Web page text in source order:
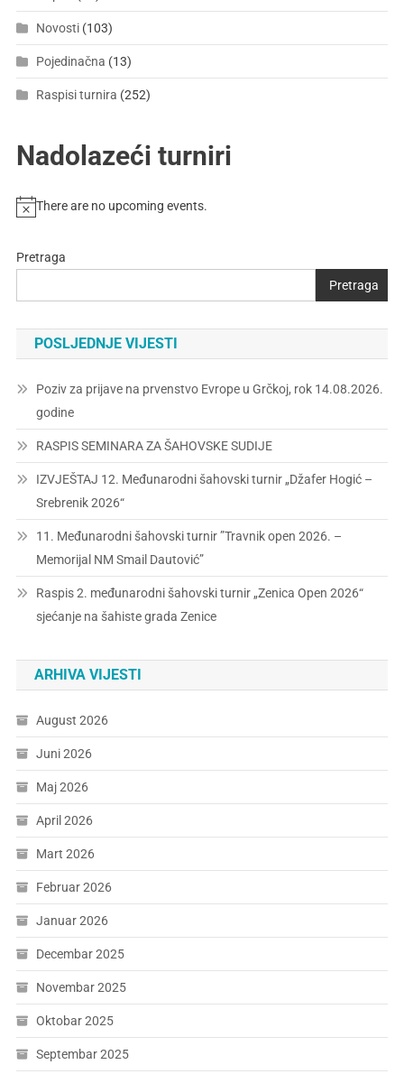
Novosti(103)
Pojedinačna (13)
Raspisi turnira (252)
Nadolazeći turniri
There are no upcoming events.
Pretraga
Pretraga
POSLJEDNJE VIJESTI
Poziv za prijave na prvenstvo Evrope u Grčkoj, rok 14.08.2026.
godine
RASPIS SEMINARA ZA ŠAHOVSKE SUDIJE
IZVJEŠTAJ 12. Međunarodni šahovski turnir „Džafer Hogić –
Srebrenik 2026“
11. Međunarodni šahovski turnir ”Travnik open 2026. –
Memorijal NM Smail Dautović”
Raspis 2. međunarodni šahovski turnir „Zenica Open 2026“
sjećanje na šahiste grada Zenice
ARHIVA VIJESTI
August 2026
Juni 2026
Maj 2026
April 2026
Mart 2026
Februar 2026
Januar 2026
Decembar 2025
Novembar 2025
Oktobar 2025
Septembar 2025